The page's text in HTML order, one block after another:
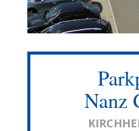
Nanz